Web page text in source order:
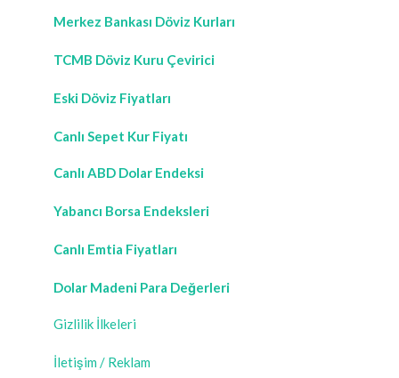
Merkez Bankası Döviz Kurları
TCMB Döviz Kuru Çevirici
Eski Döviz Fiyatları
Canlı Sepet Kur Fiyatı
Canlı ABD Dolar Endeksi
Yabancı Borsa Endeksleri
Canlı Emtia Fiyatları
Dolar Madeni Para Değerleri
Gizlilik İlkeleri
İletişim / Reklam